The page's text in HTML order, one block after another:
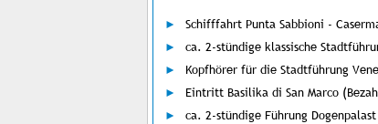
Schifffahrt Punta Sabbioni -
ca. 2-stündige klassische
Kopfhörer für die Stadtführung
Eintritt Basilika di San Marco
ca. 2-stündige Führung